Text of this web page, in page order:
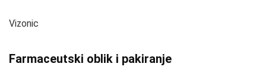
Vizonic
Farmaceutski oblik i pakiranje